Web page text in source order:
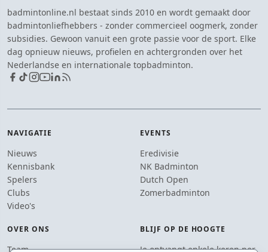
badmintonline.nl bestaat sinds 2010 en wordt gemaakt door
badmintonliefhebbers - zonder commercieel oogmerk, zonder
subsidies. Gewoon vanuit een grote passie voor de sport. Elke
dag opnieuw nieuws, profielen en achtergronden over het
Nederlandse en internationale topbadminton.
NAVIGATIE
Nieuws
Kennisbank
Spelers
Clubs
Video's
EVENTS
Eredivisie
NK Badminton
Dutch Open
Zomerbadminton
OVER ONS
Team
BLIJF OP DE HOOGTE
Je ontvangt enkele keren per